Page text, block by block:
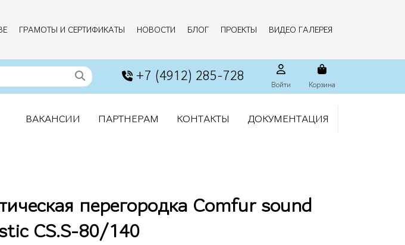
ГРАМОТЫ И СЕРТИФИКАТЫ НОВОСТИ БЛОГ ПРОЕКТЫ ВИДЕО ГАЛЕРЕЯ
+7 (4912) 285-728
Войти Корзина
ВАКАНСИИ ПАРТНЕРАМ КОНТАКТЫ ДОКУМЕНТАЦИЯ
перегородка Comfur sound
CS.S-80/140